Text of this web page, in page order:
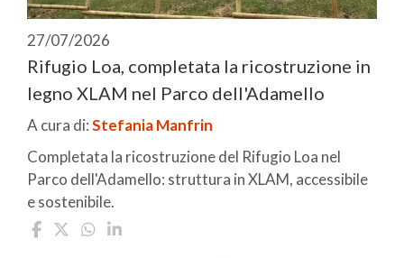
27/07/2026
Rifugio Loa, completata la ricostruzione in
legno XLAM nel Parco dell'Adamello
A cura di:Stefania Manfrin
Completata la ricostruzione del Rifugio Loa nel
Parco dell'Adamello: struttura in XLAM, accessibile
e sostenibile.